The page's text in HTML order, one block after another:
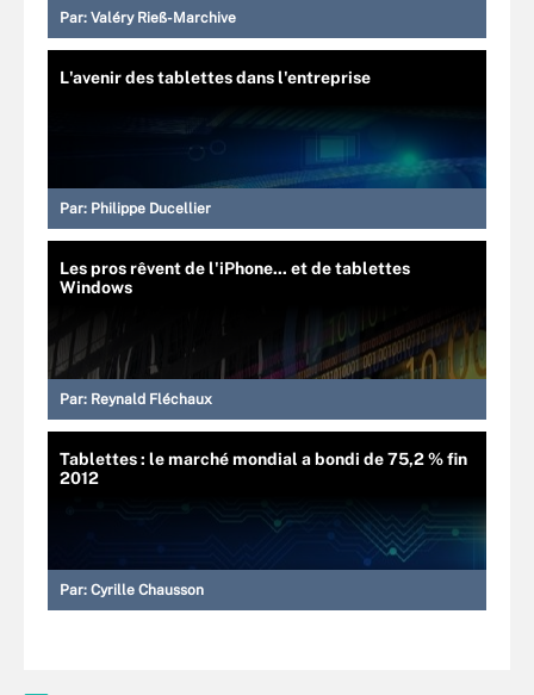
Par: Valéry Rieß-Marchive
L'avenir des tablettes dans l'entreprise
Par: Philippe Ducellier
Les pros rêvent de l'iPhone... et de tablettes
Windows
Par: Reynald Fléchaux
Tablettes : le marché mondial a bondi de 75,2 % fin
2012
Par: Cyrille Chausson